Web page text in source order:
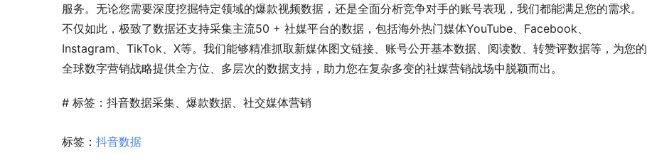
服务。无论您需要深度挖掘特定领域的爆款视频数据，还是全面分析竞争对手的账号表现，我们都能满足您的需求。
不仅如此，极致了数据还支持采集主流50 + 社媒平台的数据，包括海外热门媒体YouTube、Facebook、
Instagram、TikTok、X等。我们能够精准抓取新媒体图文链接、账号公开基本数据、阅读数、转赞评数据等，为您的
全球数字营销战略提供全方位、多层次的数据支持，助力您在复杂多变的社媒营销战场中脱颖而出。
# 标签：抖音数据采集、爆款数据、社交媒体营销
标签： 抖音数据